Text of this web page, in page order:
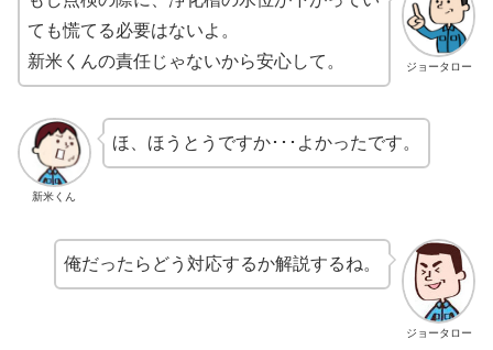
ジョータロー
ても慌てる必要はないよ。
新米くんの責任じゃないから安心して。
新米くん
ほ、ほうとうですか･･･よかったです。
ジョータロー
俺だったらどう対応するか解説するね。